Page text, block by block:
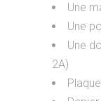
Une
Une
Une
2A)